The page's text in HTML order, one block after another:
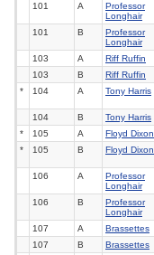
101
A
Professor
Longhair
101 B
Professor
Longhair
103 A Riff Ruffin
103
B Riff Ruffin
*
104 A Tony Harris
104 B Tony Harris
*
105 A Floyd Dixon
*
105 B Floyd Dixon
106 A
Professor
Longhair
106 B
Professor
Longhair
107 A Brassettes
107
B Brassettes